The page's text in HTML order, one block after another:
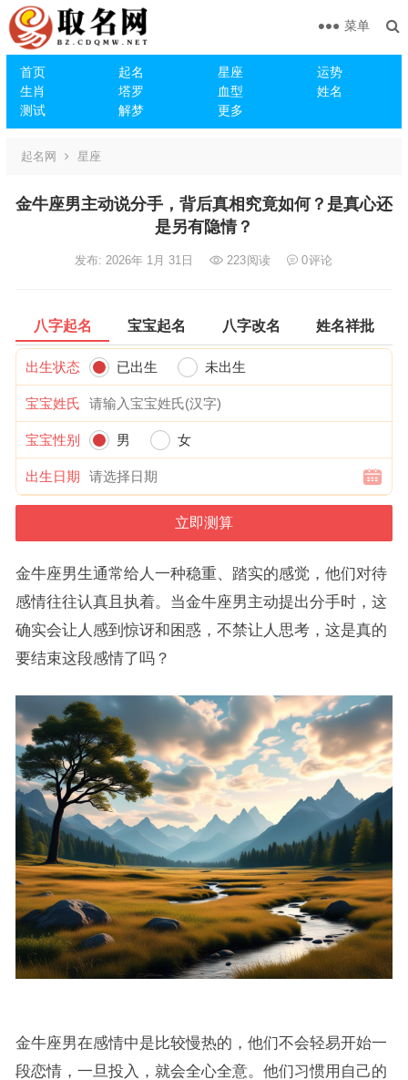
首页 起名 星座
运势
生肖
塔罗 血型
姓名
测试
解梦 更多
菜单
起名网 星座
金牛座男主动说分手，背后真相究竟如何？是真心还
是另有隐情？
发布: 2026年 1月 31日 223阅读 0评论
八字起名 宝宝起名 八字改名 姓名祥批
出生状态 已出生 未出生
宝宝姓氏
宝宝性别 男 女
出生日期
金牛座男生通常给人一种稳重、踏实的感觉，他们对待
感情往往认真且执着。当金牛座男主动提出分手时，这
确实会让人感到惊讶和困惑，不禁让人思考，这是真的
要结束这段感情了吗？
金牛座男在感情中是比较慢热的，他们不会轻易开始一
段恋情，一旦投入，就会全心全意。他们习惯用自己的